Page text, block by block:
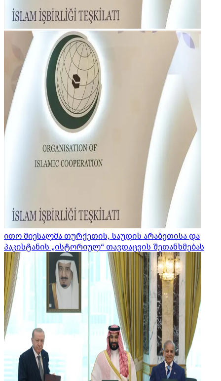
ითო მიესალმა თურქეთის, საუდის არაბეთისა და
პაკისტანის „ისტორიულ“ თავდაცვის შეთანხმებას